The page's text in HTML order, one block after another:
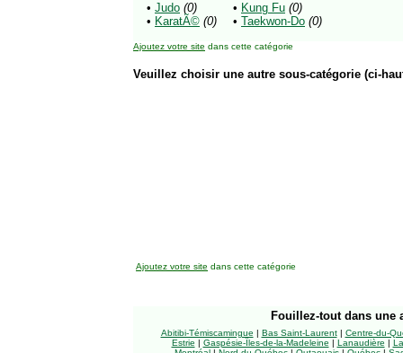
• Judo (0)
• KaratÃ© (0)
• Kung Fu (0)
• Taekwon-Do (0)
Ajoutez votre site dans cette catégorie
Veuillez choisir une autre sous-catégorie (ci-
Ajoutez votre site dans cette catégorie
Fouillez-tout dans une
Abitibi-Témiscamingue | Bas Saint-Laurent| Centre-du-
Estrie | Gaspésie-Îles-de-la-Madeleine | Lanaudière |